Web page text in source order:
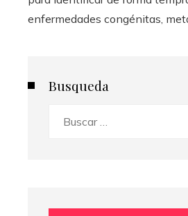
enfermedades congénitas,
Busqueda